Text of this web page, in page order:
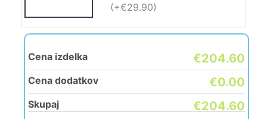
(+€29.90)
Cena izdelka €204.60
Cena dodatkov €0.00
Skupaj €204.60